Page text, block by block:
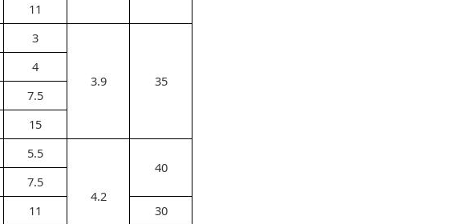
11
3
3.9 35
4
7.5
15
5.5
4.2
40
7.5
11
30